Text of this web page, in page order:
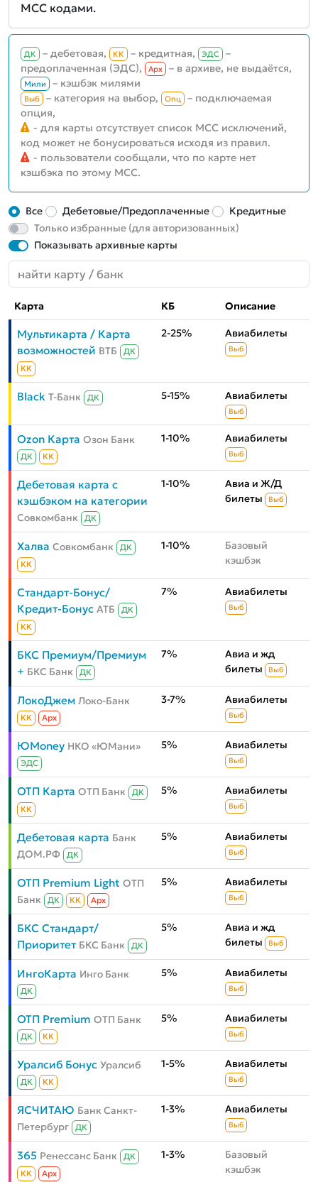
MCC кодами.
ДК – дебетовая, КК – кредитная, ЭДС
–
предоплаченная (ЭДС),
Aрх – в архиве, не выдаётся,
Мили – кэшбэк милями
Выб – категория на выбор, Опц
– подключаемая
опция,
- для карты отсутствует список MCC исключений,
код может не бонусироваться исходя из правил.
- пользователи сообщали, что по карте нет
кэшбэка по этому MCC.
Все Дебетовые/Предоплаченные
Кредитные
Только избранные (для авторизованных)
Показывать архивные карты
Карта КБ Описание
Мультикарта / Карта
возможностей ВТБ
ДК
КК
2-25% Авиабилеты
Выб
Black Т-Банк ДК 5-15% Авиабилеты
Выб
Ozon Карта Озон Банк
ДК КК
1-10% Авиабилеты
Выб
Дебетовая карта с
кэшбэком на категории
Совкомбанк ДК
1-10%
Авиа и Ж/Д
билеты
Выб
Халва Совкомбанк
ДК
КК
1-10%
Базовый
кэшбэк
Стандарт-Бонус/
Кредит-Бонус АТБ
ДК
КК
7% Авиабилеты
Выб
БКС Премиум/Премиум
+ БКС Банк ДК
7%
Авиа и жд
билеты
Выб
ЛокоДжем Локо-Банк
КК Aрх
3-7% Авиабилеты
Выб
ЮMoney НКО «ЮМани»
ЭДС
5% Авиабилеты
Выб
ОТП Карта ОТП Банк
ДК
КК
5% Авиабилеты
Выб
Дебетовая карта Банк
ДОМ.РФ
ДК
5% Авиабилеты
Выб
ОТП Premium Light ОТП
Банк
ДК КК Aрх
5% Авиабилеты
Выб
БКС Стандарт/
Приоритет БКС Банк ДК
5%
Авиа и жд
билеты
Выб
ИнгоКарта Инго Банк
ДК
5% Авиабилеты
Выб
ОТП Premium ОТП Банк
ДК КК
5% Авиабилеты
Выб
Уралсиб Бонус Уралсиб
ДК КК
1-5% Авиабилеты
Выб
ЯСЧИТАЮ Банк Санкт-
Петербург
ДК
1-3% Авиабилеты
Выб
365 Ренессанс Банк
ДК
КК
Aрх
1-3%
Базовый
кэшбэк